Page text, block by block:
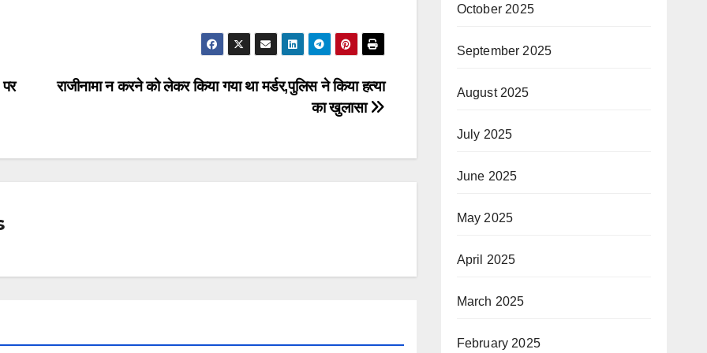
राजीनामा न करने को लेकर किया गया था मर्डर,पुलिस ने किया हत्या
का खुलासा
October 2025
September 2025
August 2025
July 2025
June 2025
May 2025
April 2025
March 2025
February 2025